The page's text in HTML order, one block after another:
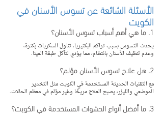
الأسئلة الشائعة عن تسوس الأسنان في
الكويت
1. ما هي أهم أسباب تسوس الأسنان؟
يحدث التسوس بسبب تراكم البكتيريا، تناول السكريات بكثرة،
وعدم تنظيف الأسنان بانتظام، مما يؤدي لتآكل طبقة المينا.
2. هل علاج تسوس الأسنان مؤلم؟
مع التقنيات الحديثة المستخدمة في الكويت مثل التخدير
الموضعي والليزر، يصبح العلاج مريحًا وغير مؤلم في معظم الحالات.
3. ما أفضل أنواع الحشوات المستخدمة في الكويت؟